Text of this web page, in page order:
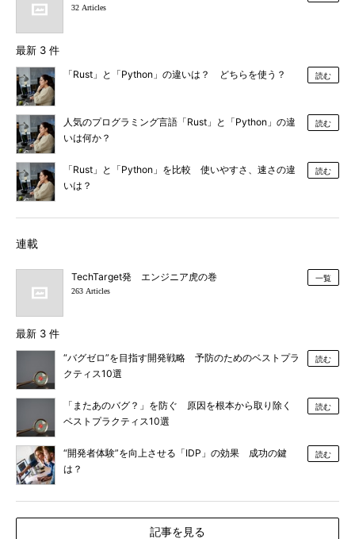
32 Articles
最新 3 件
「Rust」と「Python」の違いは？ どちらを使う？ 読む
人気のプログラミング言語「Rust」と「Python」の違
いは何か？
読む
「Rust」と「Python」を比較 使いやすさ、速さの違
いは？
読む
連載
TechTarget発 エンジニア虎の巻
263 Articles
一覧
最新 3 件
“バグゼロ”を目指す開発戦略 予防のためのベストプラ
クティス10選
読む
「またあのバグ？」を防ぐ 原因を根本から取り除く
ベストプラクティス10選
読む
“開発者体験”を向上させる「IDP」の効果 成功の鍵
は？
読む
記事を見る